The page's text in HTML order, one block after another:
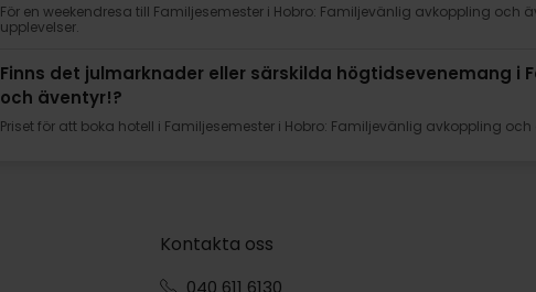
För en weekendresa till Familjesemester i Hobro: Familjevänlig avkoppling
upplevelser.
Finns det julmarknader eller särskilda högtidsevenemang i
och äventyr!?
Priset för att boka hotell i Familjesemester i Hobro: Familjevänlig avkoppling
Kontakta oss
040 611 6130